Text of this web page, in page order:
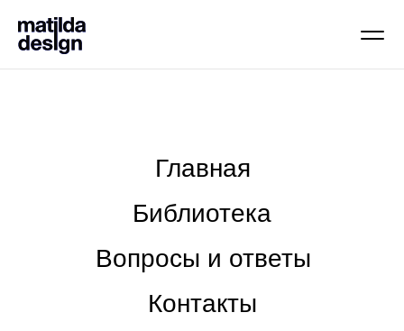
Главная
Библиотека
Вопросы и ответы
Контакты